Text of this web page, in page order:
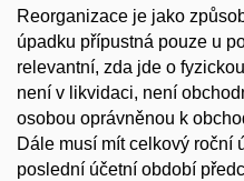
Reorganizace je jako
úpadku přípustná pouze u
relevantní, zda jde o
není v likvidaci, není
osobou oprávněnou k
Dále musí mít celkový roční
poslední účetní období